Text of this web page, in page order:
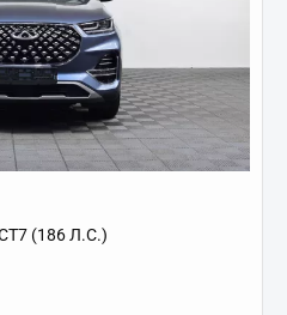
(186 Л.С.)